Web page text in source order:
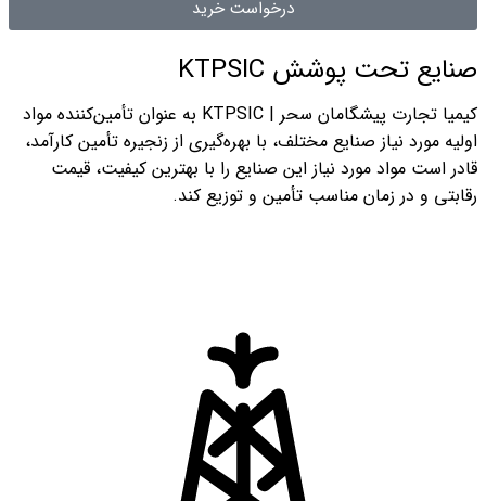
درخواست خرید
صنایع تحت پوشش KTPSIC
کیمیا تجارت پیشگامان سحر | KTPSIC به عنوان تأمین‌کننده مواد
اولیه مورد نیاز صنایع مختلف، با بهره‌گیری از زنجیره تأمین کارآمد،
قادر است مواد مورد نیاز این صنایع را با بهترین کیفیت، قیمت
رقابتی و در زمان مناسب تأمین و توزیع کند.